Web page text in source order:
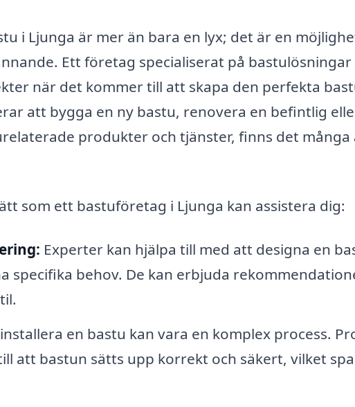
i Ljunga är mer än bara en lyx; det är en
Ett företag specialiserat på
när det kommer till att skapa den perfekta
att bygga en ny bastu, renovera en befintlig
produkter och tjänster, finns det
som ett bastuföretag i Ljunga kan assistera dig:
Experter kan hjälpa till med att designa en
specifika behov. De kan erbjuda
en bastu kan vara en komplex process.
att bastun sätts upp korrekt och säkert, vilket